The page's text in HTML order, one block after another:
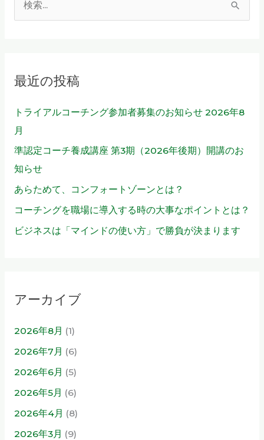
:最近の投稿
トライアルコーチング参加者募集のお知らせ 2026年8
月
準認定コーチ養成講座 第3期（2026年後期）開講のお
知らせ
あらためて、コンフォートゾーンとは？
コーチングを職場に導入する時の大事なポイントとは？
ビジネスは「マインドの使い方」で勝負が決まります
アーカイブ
2026年8月 (1)
2026年7月 (6)
2026年6月 (5)
2026年5月 (6)
2026年4月 (8)
2026年3月 (9)